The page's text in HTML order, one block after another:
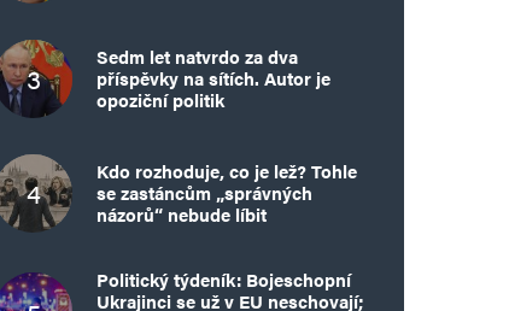
Sedm let natvrdo za dva
příspěvky na sítích. Autor je
opoziční politik
Kdo rozhoduje, co je lež? Tohle
se zastáncům „správných
názorů“ nebude líbit
Politický týdeník: Bojeschopní
Ukrajinci se už v EU neschovají;